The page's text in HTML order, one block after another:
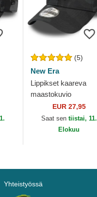
(5)
New Era
Lippikset kaareva
maastokuvio
säädettävä nauha
9FORTY League
Essential New York
EUR 27,95
Saat sen tiistai, 11.
Elokuu
Yhteistyössä